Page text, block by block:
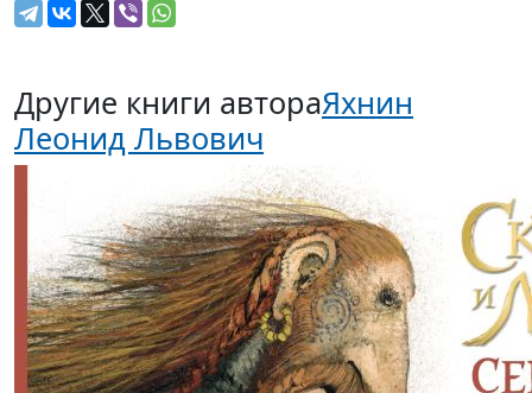
Другие книги автораЯхнин
Леонид Львович